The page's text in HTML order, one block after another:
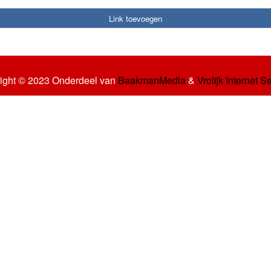
Link toevoegen
© 2023 Onderdeel van BaakmanMedia& Vrolijk Internet